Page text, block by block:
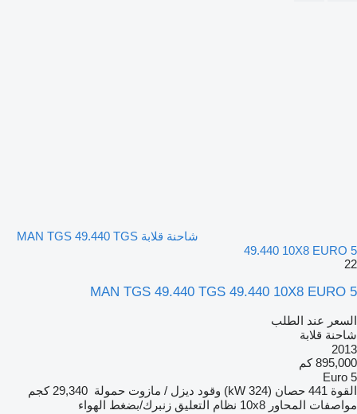
شاحنة قلابة MAN TGS 49.440 TGS
49.440 10X8 EURO 5
22
MAN TGS 49.440 TGS 49.440 10X8 EURO 5
السعر عند الطلب
شاحنة قلابة
2013
895,000 كم
Euro 5
القوة 441 حصان (324 kW) وقود ديزل / مازوت حمولة 29,340 كجم
مواصفات المحاور 10x8 نظام التعليق زنبرك/بضغط الهواء